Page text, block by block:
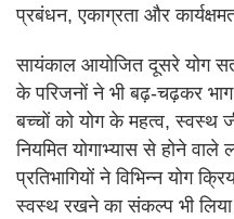
प्रबंधन, एकाग्रता और
सायंकाल आयोजित दूसरे योग
के परिजनों ने भी बढ़-चढ़कर
बच्चों को योग के महत्व, स्वस्थ
नियमित योगाभ्यास से होने वाले
प्रतिभागियों ने विभिन्न योग
स्वस्थ रखने का संकल्प भी